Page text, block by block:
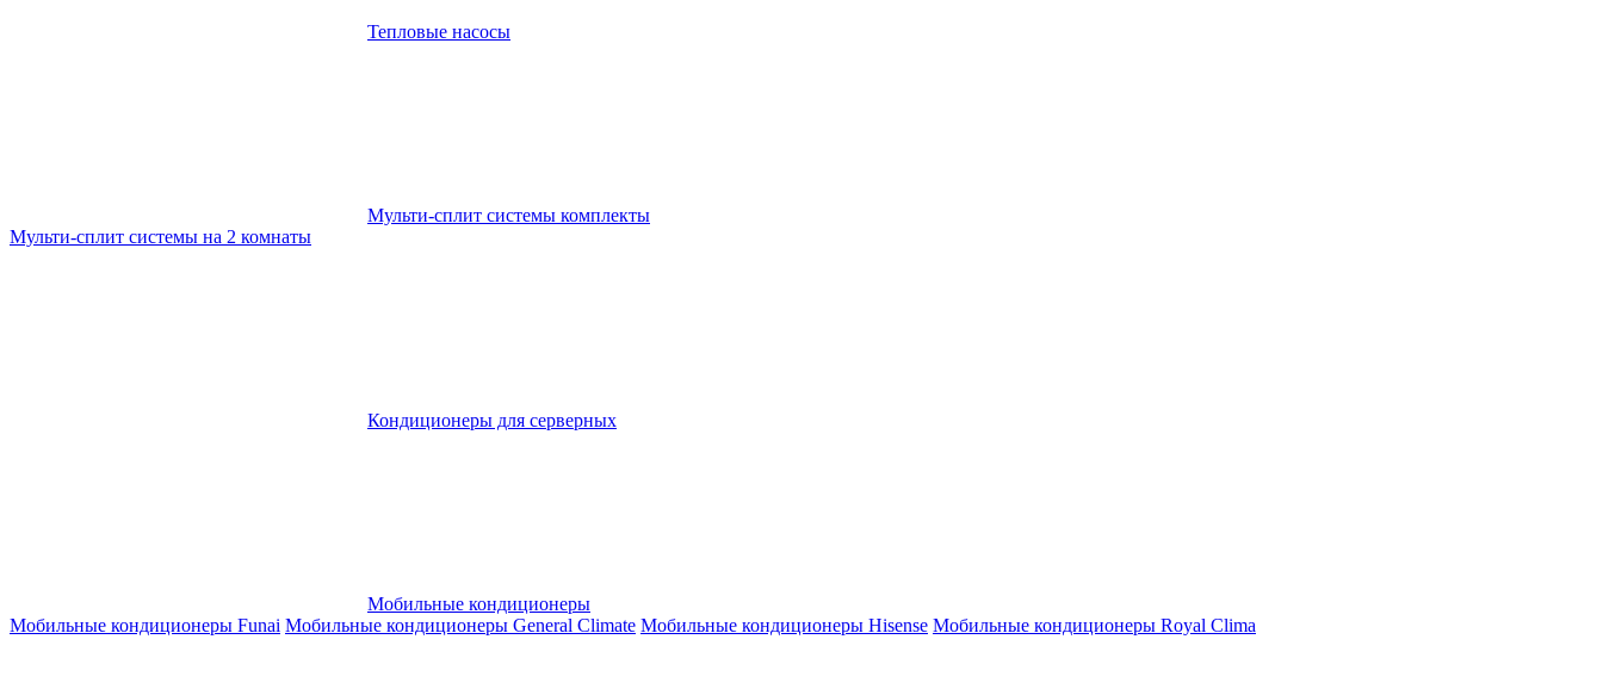
Тепловые насосы
Мульти-сплит системы комплекты
Мульти-сплит системы на 2 комнаты
Кондиционеры для серверных
Мобильные кондиционеры
Мобильные кондиционеры Funai Мобильные кондиционеры General Climate Мобильные кондиционеры Hisense Мобильные кондиционеры Royal Clima